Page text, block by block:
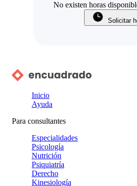
No existen horas
Solicitar
Inicio
Ayuda
Para consultantes
Especialidades
Psicología
Nutrición
Psiquiatría
Derecho
Kinesiología